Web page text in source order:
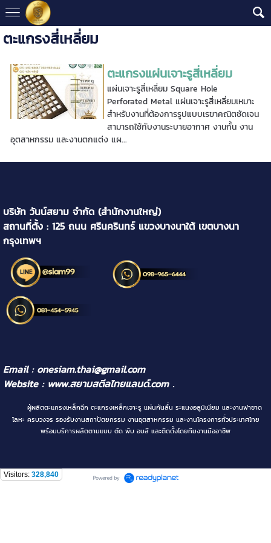
ตะแกรงสี่เหลี่ยม
ตะแกรงแผ่นเจาะรูสี่เหลี่ยม
แผ่นเจาะรูสี่เหลี่ยม Square Hole
Perforated Metal แผ่นเจาะรูสี่เหลี่ยมเหมาะ
สำหรับงานที่ต้องการรูปแบบเรขาคณิตชัดเจน
สามารถใช้กับงานระบายอากาศ งานกั้น งาน
อุตสาหกรรม และงานตกแต่ง แผ...
บริษัท วันน์สยาม จำกัด (สำนักงานใหญ่)
สถานที่ตั้ง : 125 ถนน ศรีนครินทร์ แขวงบางนาใต้ เขตบางนา
กรุงเทพฯ
Email : onesiam.thai@gmail.com
Website : www.สยามสตีลไทยแลนด์.com.
ผู้ผลิตตะแกรงเหล็กฉีก ตะแกรงเหล็กเจาะรู แผ่นกันลื่น ระแนงอลูมิเนียม และงานฟาซาด
โลหะ ครบวงจร รองรับงานสถาปัตยกรรม งานอุตสาหกรรม และงานโครงการทั่วประเทศไทย
พร้อมบริการผลิตตามแบบ ตัด พับ อบสี และติดตั้งโดยทีมงานมืออาชีพ
Visitors: 328,840